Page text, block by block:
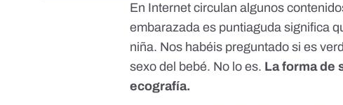
En Internet circulan algunos
embarazada es puntiaguda significa
niña. Nos habéis preguntado si es
sexo del bebé. No lo es. La forma de
ecografía.